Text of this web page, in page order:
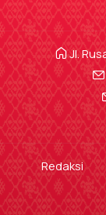
Jl.
Redaksi